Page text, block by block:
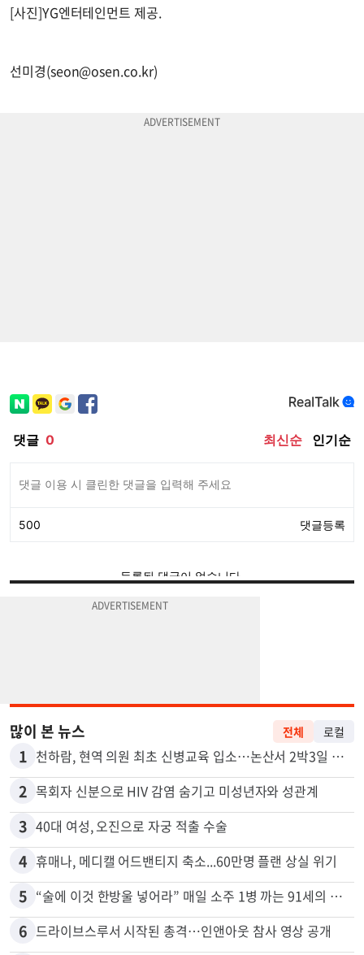
[사진]YG엔터테인먼트 제공.
선미경(seon@osen.co.kr)
많이 본 뉴스
1
2 목회자 신분으로 HIV 감염 숨기고 미성년자와 성관계
3 40대 여성, 오진으로 자궁 적출 수술
4 휴매나, 메디캘 어드밴티지 축소...60만명 플랜 상실 위기
5 “술에 이것 한방울 넣어라” 매일 소주 1병 까는 91세의 철칙